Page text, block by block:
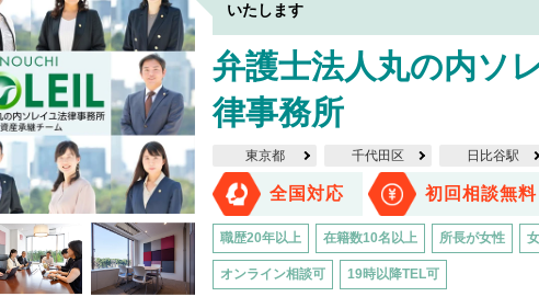
いたします
弁護士法人丸の内ソ
律事務所
東京都 千代田区 日比谷駅
全国対応 初回相談無料
職歴20年以上 在籍数10名以上 所長が女性
オンライン相談可 19時以降TEL可